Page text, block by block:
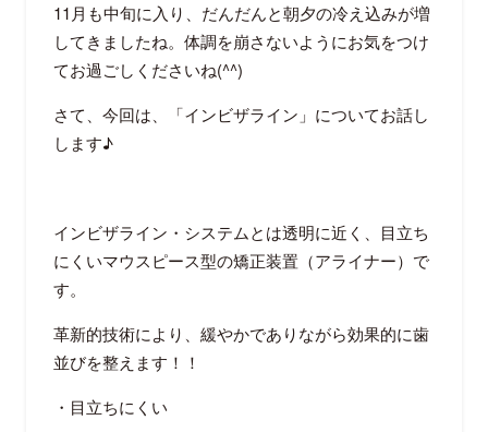
11月も中旬に入り、だんだんと朝夕の冷え込みが増
してきましたね。体調を崩さないようにお気をつけ
てお過ごしくださいね(^^)
さて、今回は、「インビザライン」についてお話し
します♪
インビザライン・システムとは透明に近く、目立ち
にくいマウスピース型の矯正装置（アライナー）で
す。
革新的技術により、緩やかでありながら効果的に歯
並びを整えます！！
・目立ちにくい